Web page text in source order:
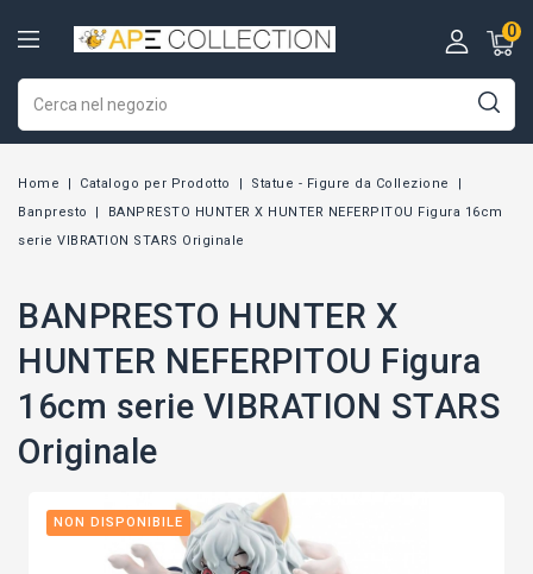
0
Home Catalogo per Prodotto
Statue - Figure da Collezione
Banpresto
BANPRESTO HUNTER X HUNTER NEFERPITOU Figura 16cm
serie VIBRATION STARS Originale
BANPRESTO HUNTER X
HUNTER NEFERPITOU Figura
16cm serie VIBRATION STARS
Originale
NON DISPONIBILE